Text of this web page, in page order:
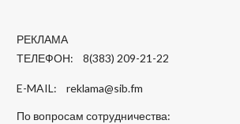
РЕКЛАМА
ТЕЛЕФОН: 8(383) 209-21-22
E-MAIL: reklama@sib.fm
По вопросам сотрудничества: